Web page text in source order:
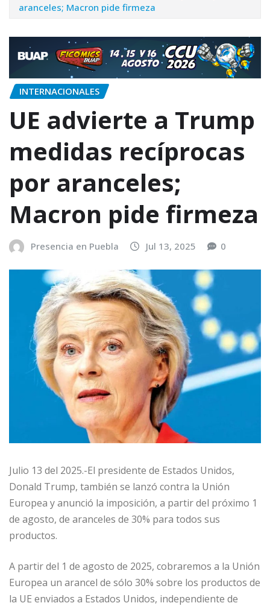
aranceles; Macron pide firmeza
INTERNACIONALES
UE advierte a Trump
medidas recíprocas
por aranceles;
Macron pide firmeza
Presencia en Puebla Jul 13, 2025 0
Julio 13 del 2025.-El presidente de Estados Unidos,
Donald Trump, también se lanzó contra la Unión
Europea y anunció la imposición, a partir del próximo 1
de agosto, de aranceles de 30% para todos sus
productos.
A partir del 1 de agosto de 2025, cobraremos a la Unión
Europea un arancel de sólo 30% sobre los productos de
la UE enviados a Estados Unidos, independiente de